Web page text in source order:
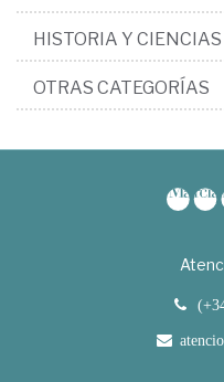
HISTORIA Y
OTRAS CATEGORÍAS